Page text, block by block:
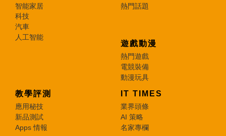
智能家居
科技
汽車
人工智能
熱門話題
遊戲動漫
熱門遊戲
電競裝備
動漫玩具
教學評測
應用秘技
新品測試
Apps 情報
IT TIMES
業界頭條
AI 策略
名家專欄